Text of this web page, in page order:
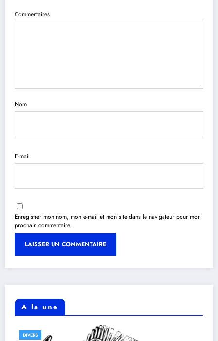
Commentaires
Nom
E-mail
Enregistrer mon nom, mon e-mail et mon site dans le navigateur pour mon
prochain commentaire.
A la une
DIVERS